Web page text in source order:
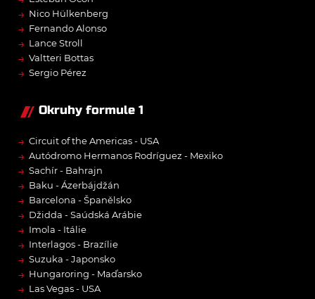
→ Nico Hülkenberg
→ Fernando Alonso
→ Lance Stroll
→ Valtteri Bottas
→ Sergio Pérez
Okruhy formule 1
→ Circuit of the Americas - USA
→ Autódromo Hermanos Rodríguez - Mexiko
→ Sachír - Bahrajn
→ Baku - Ázerbájdžán
→ Barcelona - Španělsko
→ Džidda - Saúdská Arábie
→ Imola - Itálie
→ Interlagos - Brazílie
→ Suzuka - Japonsko
→ Hungaroring - Maďarsko
→ Las Vegas - USA